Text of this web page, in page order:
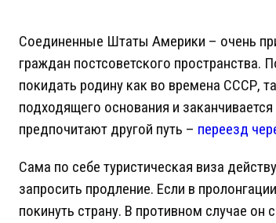
Соединенные Штаты Америки – очень
граждан постсоветского пространства.
покидать родину как во времена СССР,
подходящего основания и
предпочитают другой путь – переезд
Сама по себе туристическая виза
запросить продление. Если в
покинуть страну. В противном случае